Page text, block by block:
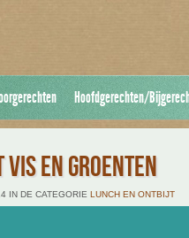
Hoofdgerechten/
EN GROENTEN
IN DE CATEGORIE LUNCH EN ONTBIJT